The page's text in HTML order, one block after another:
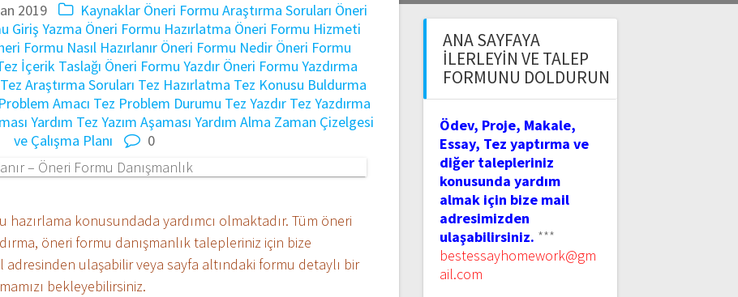
2019 Kaynaklar Öneri Formu Araştırma Soruları Öneri
Giriş Yazma Öneri Formu Hazırlatma Öneri Formu Hizmeti
Formu Nasıl Hazırlanır Öneri Formu Nedir Öneri Formu
İçerik Taslağı Öneri Formu Yazdır Öneri Formu Yazdırma
Tez Araştırma Soruları Tez Hazırlatma Tez Konusu Buldurma
Amacı Tez Problem Durumu Tez Yazdır Tez Yazdırma
Yardım Tez Yazım Aşaması Yardım Alma Zaman Çizelgesi
ve Çalışma Planı
0
konusundada yardımcı olmaktadır. Tüm öneri
öneri formu danışmanlık talepleriniz için bize
adresinden ulaşabilir veya sayfa altındaki formu detaylı bir
bekleyebilirsiniz.
ANA SAYFAYA
İLERLEYIN VE TALEP
FORMUNU DOLDURUN
Ödev, Proje, Makale,
Essay, Tez yaptırma ve
diğer talepleriniz
konusunda yardım
almak için bize mail
adresimizden
ulaşabilirsiniz. ***
bestessayhomework@gm
ail.com